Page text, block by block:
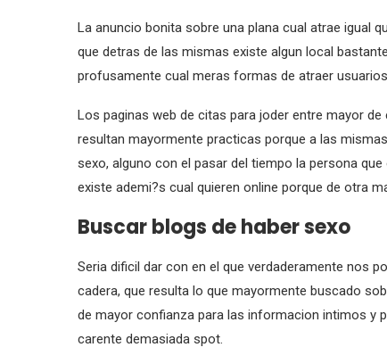
La anuncio bonita sobre una plana cual atrae igual
que detras de las mismas existe algun local
profusamente cual meras formas de atraer
Los paginas web de citas para joder entre mayor
resultan mayormente practicas porque a las
sexo, alguno con el pasar del tiempo la persona
existe ademi?s cual quieren online porque de otra
Buscar blogs de haber sexo
Seri­a dificil dar con en el que verdaderamente nos
cadera, que resulta lo que mayormente buscado
de mayor confianza para las informacion intimos y
carente demasiada spot.